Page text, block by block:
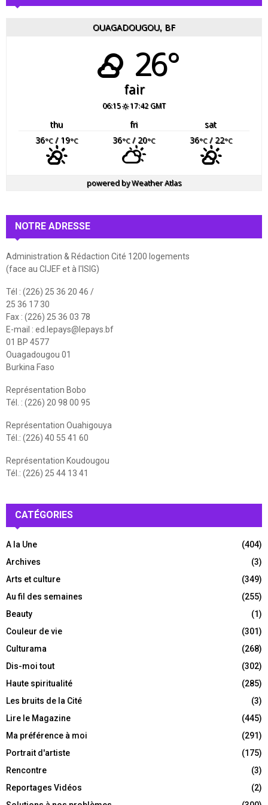
OUAGADOUGOU, BF
26°
fair
06:15 17:42 GMT
thu fri
sat
36°C/ 19°C 36°C/ 20°C 36°C/ 22°C
powered byWeather Atlas
NOTRE ADRESSE
Administration & Rédaction Cité 1200 logements
(face au CIJEF et à l'ISIG)
Tél : (226) 25 36 20 46 /
25 36 17 30
Fax : (226) 25 36 03 78
E-mail : ed.lepays@lepays.bf
01 BP 4577
Ouagadougou 01
Burkina Faso
Représentation Bobo
Tél. : (226) 20 98 00 95
Représentation Ouahigouya
Tél.: (226) 40 55 41 60
Représentation Koudougou
Tél.: (226) 25 44 13 41
CATÉGORIES
A la Une
(404)
Archives
(3)
Arts et culture
(349)
Au fil des semaines
(255)
Beauty
(1)
Couleur de vie
(301)
Culturama
(268)
Dis-moi tout
(302)
Haute spiritualité
(285)
Les bruits de la Cité
(3)
Lire le Magazine
(445)
Ma préférence à moi
(291)
Portrait d'artiste
(175)
Rencontre
(3)
Reportages Vidéos
(2)